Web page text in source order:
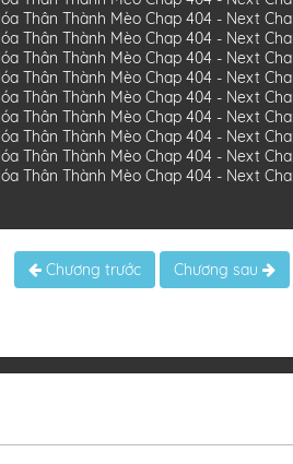
Chương trước Chương sau